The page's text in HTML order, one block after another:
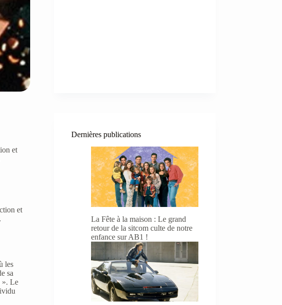
et
et
les
sa
». Le
Dernières publications
La Fête à la maison : Le grand
retour de la sitcom culte de notre
enfance sur AB1 !